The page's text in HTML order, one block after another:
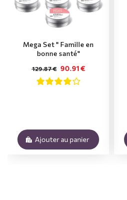
Mega Set " Famille en
bonne santé"
90.91 €
129.87 €
Ajouter au panier